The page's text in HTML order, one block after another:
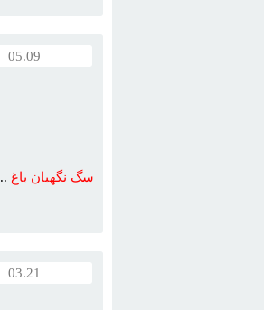
05.09
سگ نگهبان باغ
03.21